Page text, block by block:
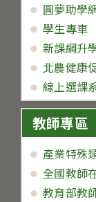
圓夢助學
學生專車
新課綱升
北農健康
線上選課
教師專區
產業特殊
全國教師
教育部教